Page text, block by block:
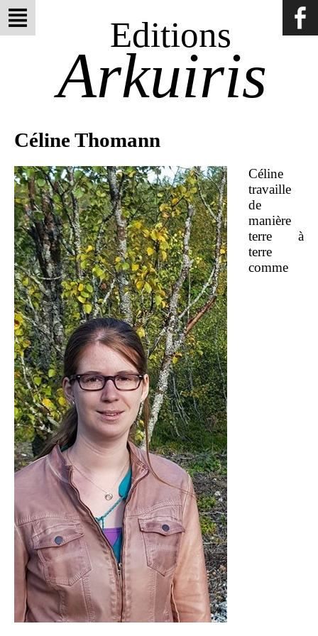
Editions
Arkuiris
Céline Thomann
Céline
travaille
de
manière
terre à
terre
comme